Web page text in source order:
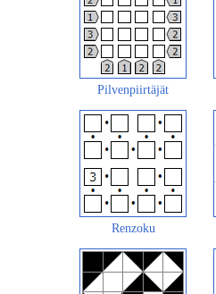
Pilvenpiirtäjät
Renzoku